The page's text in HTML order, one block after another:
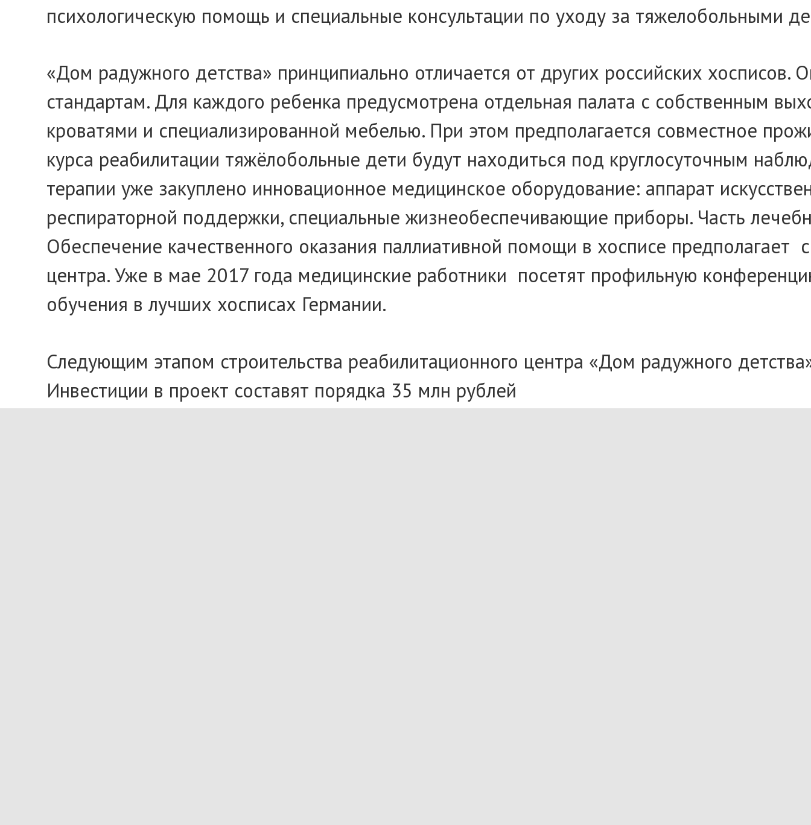
психологическую помощь и специальные консультации по уходу за тяжелобольными
«Дом радужного детства» принципиально отличается от других российских
стандартам. Для каждого ребенка предусмотрена отдельная палата с собственным
кроватями и специализированной мебелью. При этом предполагается совместное
курса реабилитации тяжёлобольные дети будут находиться под круглосуточным
терапии уже закуплено инновационное медицинское оборудование: аппарат
респираторной поддержки, специальные жизнеобеспечивающие приборы. Часть
Обеспечение качественного оказания паллиативной помощи в хосписе предполагает
центра. Уже в мае 2017 года медицинские работники посетят профильную
обучения в лучших хосписах Германии.
Следующим этапом строительства реабилитационного центра «Дом радужного
Инвестиции в проект составят порядка 35 млн рублей